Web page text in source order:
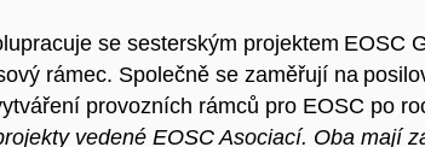
se sesterským projektem EOSC
rámec. Společně se zaměřují na
provozních rámců pro EOSC po
vedené EOSC Asociací. Oba mají